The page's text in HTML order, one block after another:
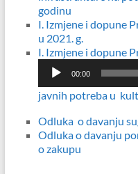
godinu
I. Izmjene i dopune
u 2021. g.
I. Izmjene i dopune
00:00
javnih potreba u
Odluka o davanju
Odluka o davanju
o zakupu